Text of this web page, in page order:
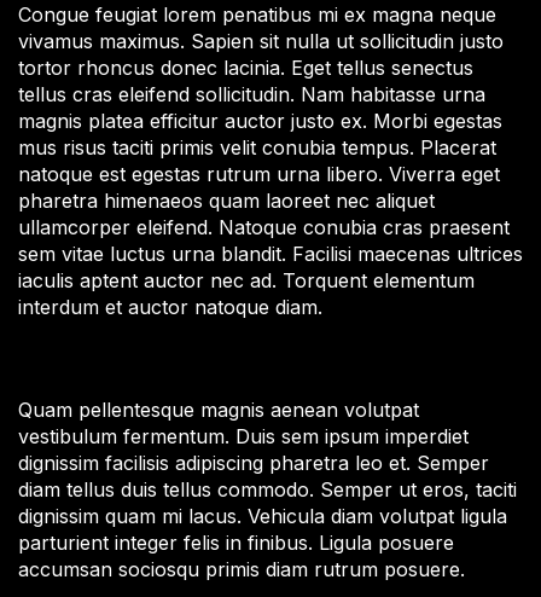
Congue feugiat lorem penatibus mi ex magna neque
vivamus maximus. Sapien sit nulla ut sollicitudin justo
tortor rhoncus donec lacinia. Eget tellus senectus
tellus cras eleifend sollicitudin. Nam habitasse urna
magnis platea efficitur auctor justo ex. Morbi egestas
mus risus taciti primis velit conubia tempus. Placerat
natoque est egestas rutrum urna libero. Viverra eget
pharetra himenaeos quam laoreet nec aliquet
ullamcorper eleifend. Natoque conubia cras praesent
sem vitae luctus urna blandit. Facilisi maecenas ultrices
iaculis aptent auctor nec ad. Torquent elementum
interdum et auctor natoque diam.
Quam pellentesque magnis aenean volutpat
vestibulum fermentum. Duis sem ipsum imperdiet
dignissim facilisis adipiscing pharetra leo et. Semper
diam tellus duis tellus commodo. Semper ut eros, taciti
dignissim quam mi lacus. Vehicula diam volutpat ligula
parturient integer felis in finibus. Ligula posuere
accumsan sociosqu primis diam rutrum posuere.